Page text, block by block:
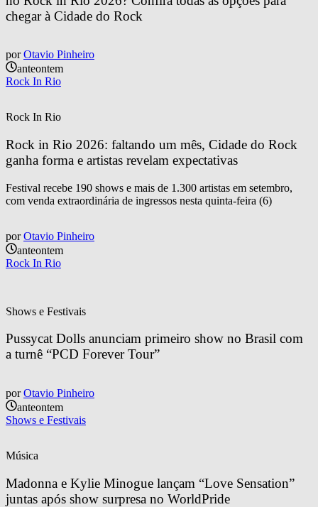
chegar à Cidade do Rock
por Otavio Pinheiro
anteontem
Rock In Rio
Rock In Rio
Rock in Rio 2026: faltando um mês, Cidade do Rock
ganha forma e artistas revelam expectativas
Festival recebe 190 shows e mais de 1.300 artistas em setembro,
com venda extraordinária de ingressos nesta quinta-feira (6)
por Otavio Pinheiro
anteontem
Rock In Rio
Shows e Festivais
Pussycat Dolls anunciam primeiro show no Brasil com
a turnê “PCD Forever Tour”
por Otavio Pinheiro
anteontem
Shows e Festivais
Música
Madonna e Kylie Minogue lançam “Love Sensation”
juntas após show surpresa no WorldPride